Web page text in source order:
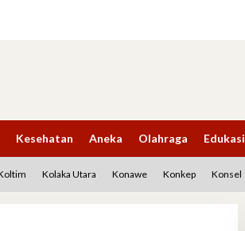
Kesehatan Aneka Olahraga Edukasi
Kolaka Utara Konawe Konkep Konsel